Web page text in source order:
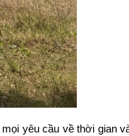
yêu cầu về thời gian